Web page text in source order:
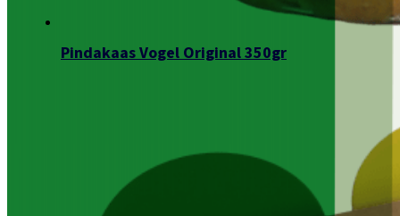
Pindakaas Vogel Original 350gr